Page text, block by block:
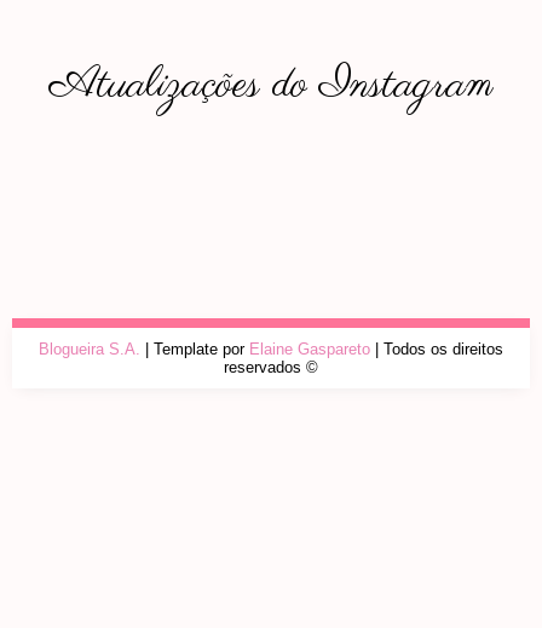
Atualizações do Instagram
Blogueira S.A. | Template por Elaine Gaspareto | Todos os direitos
reservados ©